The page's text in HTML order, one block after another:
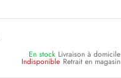
En stock Livraison à domicile
Indisponible Retrait en magasin